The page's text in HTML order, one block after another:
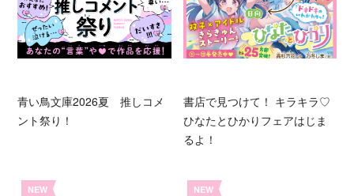
青い鳥文庫2026夏 推しコメ
ント祭り！
書店で見つけて！ キラキラ♡
ひなたとひかりフェアはじま
るよ！
NEW NEW